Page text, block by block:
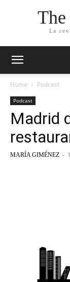
La
Home Podcast
Podcast
Madrid
MARÍA GIMÉNEZ -